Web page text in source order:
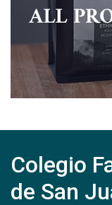
Colegio
de San